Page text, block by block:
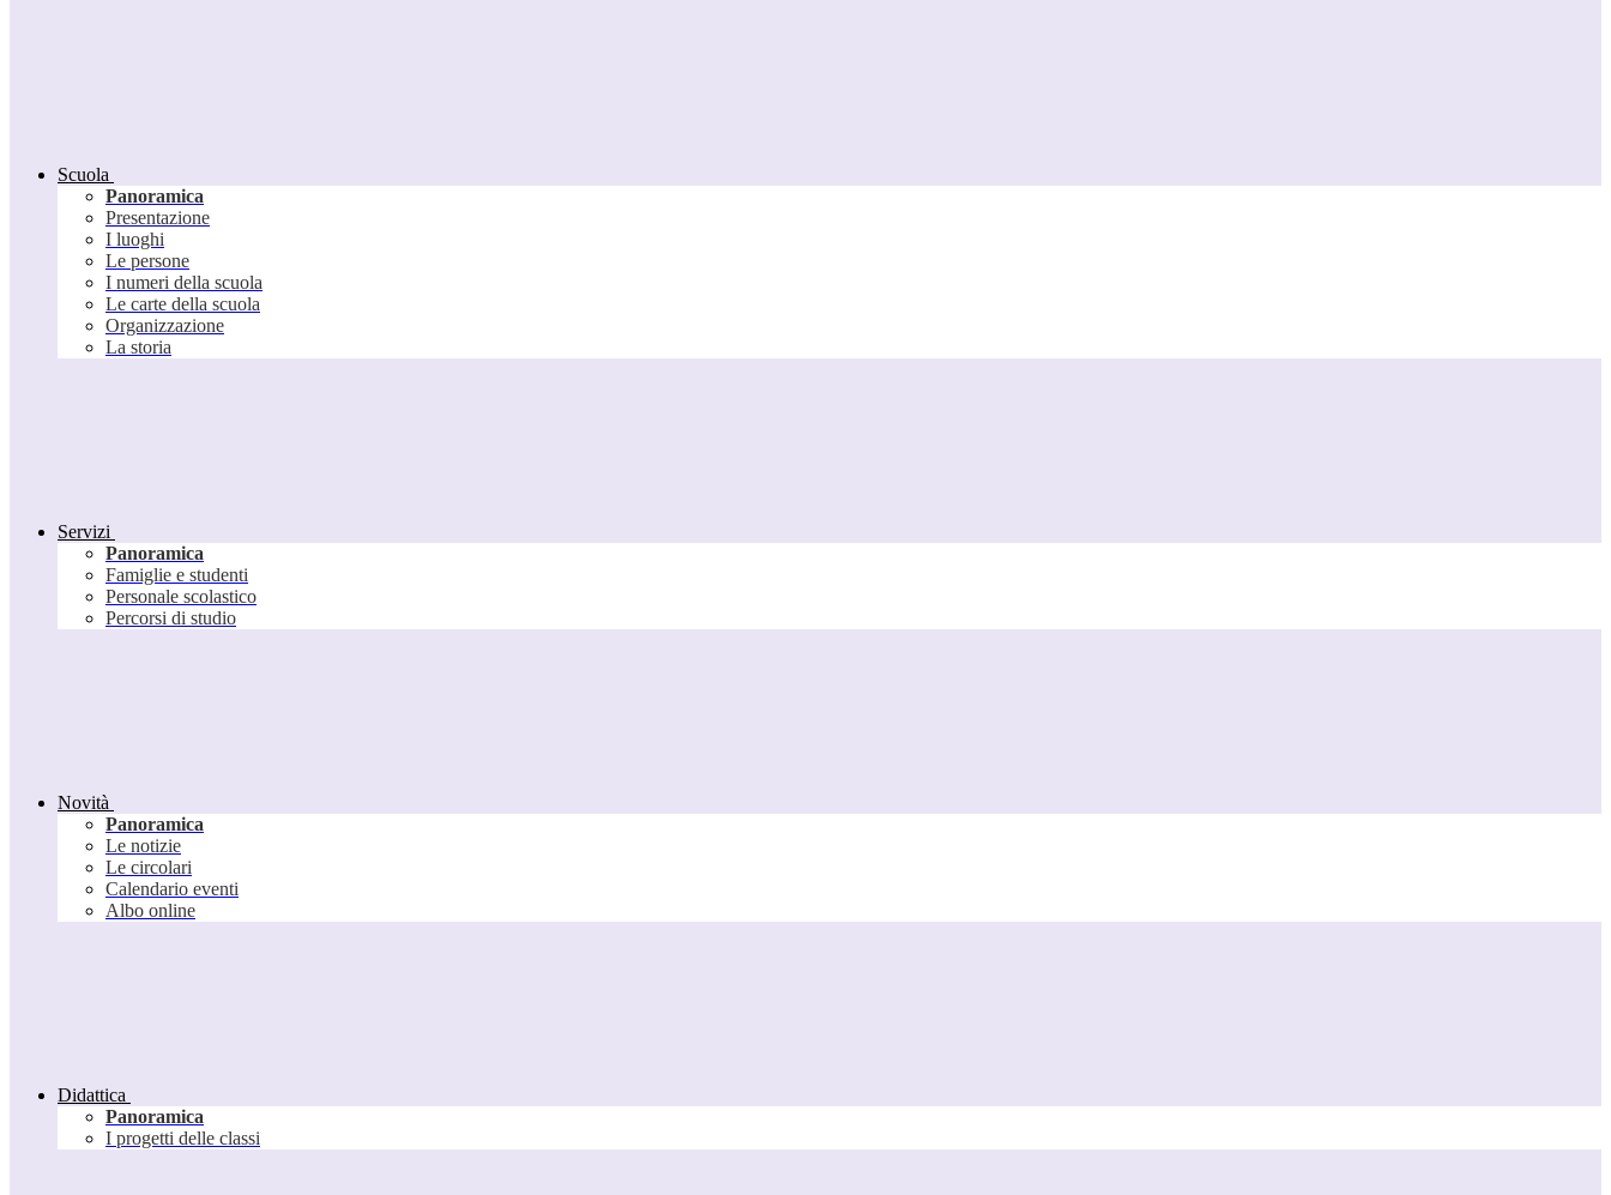
Scuola
Panoramica
Presentazione
I luoghi
Le persone
I numeri della scuola
Le carte della scuola
Organizzazione
La storia
Servizi
Panoramica
Famiglie e studenti
Personale scolastico
Percorsi di studio
Novità
Panoramica
Le notizie
Le circolari
Calendario eventi
Albo online
Didattica
Panoramica
I progetti delle classi